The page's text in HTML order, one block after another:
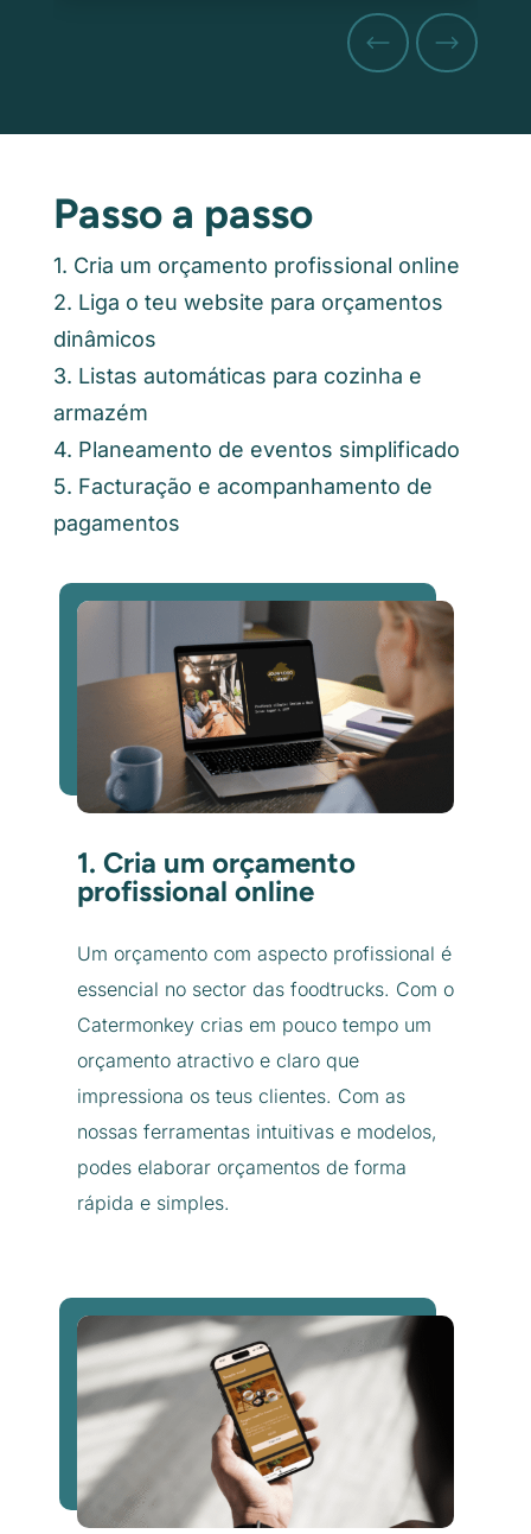
Passo a passo
1. Cria um orçamento profissional online
2. Liga o teu website para orçamentos
dinâmicos
3. Listas automáticas para cozinha e
armazém
4. Planeamento de eventos simplificado
5. Facturação e acompanhamento de
pagamentos
1. Cria um orçamento
profissional online
Um orçamento com aspecto profissional é
essencial no sector das foodtrucks. Com o
Catermonkey crias em pouco tempo um
orçamento atractivo e claro que
impressiona os teus clientes. Com as
nossas ferramentas intuitivas e modelos,
podes elaborar orçamentos de forma
rápida e simples.